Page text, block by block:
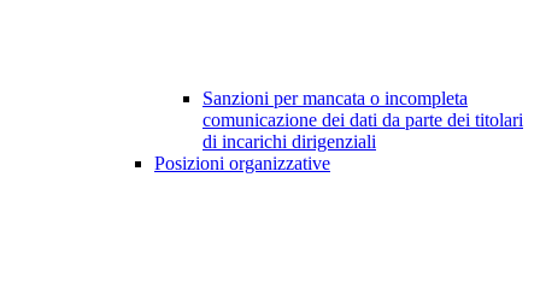
Sanzioni per mancata o incompleta
comunicazione dei dati da parte dei titolari
di incarichi dirigenziali
Posizioni organizzative